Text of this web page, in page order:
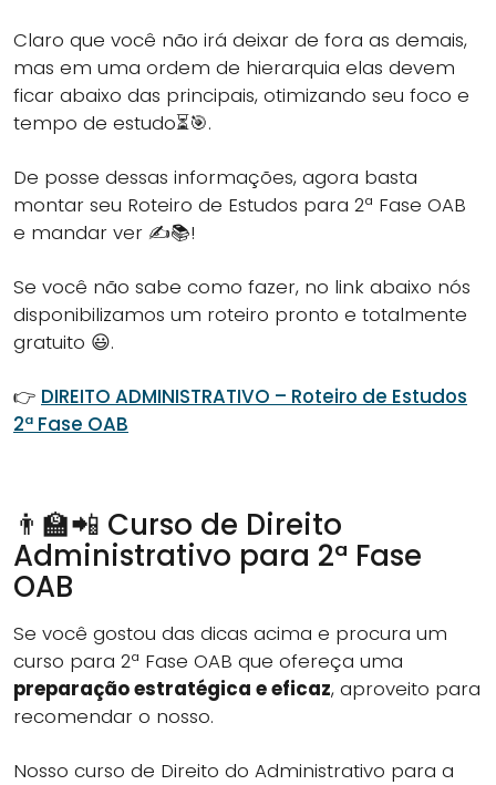
Claro que você não irá deixar de fora as demais,
mas em uma ordem de hierarquia elas devem
ficar abaixo das principais, otimizando seu foco e
tempo de estudo⏳🎯.
De posse dessas informações, agora basta
montar seu Roteiro de Estudos para 2ª Fase OAB
e mandar ver ✍📚!
Se você não sabe como fazer, no link abaixo nós
disponibilizamos um roteiro pronto e totalmente
gratuito 😃.
👉 DIREITO ADMINISTRATIVO – Roteiro de Estudos
2ª Fase OAB
👨‍🏫📲 Curso de Direito
Administrativo para 2ª Fase
OAB
Se você gostou das dicas acima e procura um
curso para 2ª Fase OAB que ofereça uma
preparação estratégica e eficaz, aproveito para
recomendar o nosso.
Nosso curso de Direito do Administrativo para a